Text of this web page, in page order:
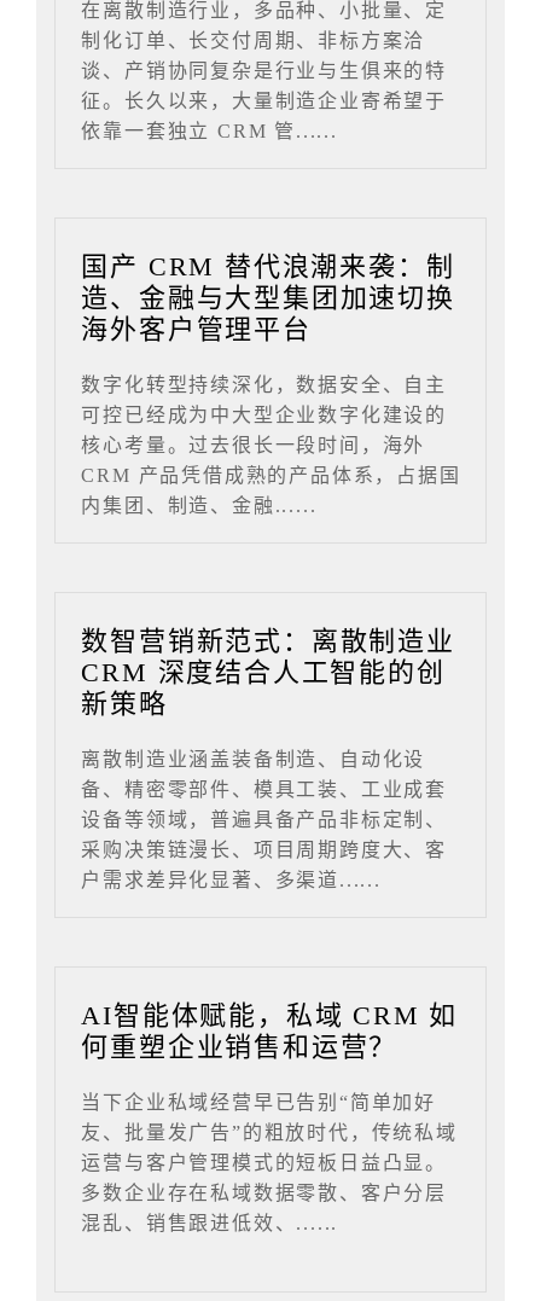
在离散制造行业，多品种、小批量、定
制化订单、长交付周期、非标方案洽
谈、产销协同复杂是行业与生俱来的特
征。长久以来，大量制造企业寄希望于
依靠一套独立 CRM 管......
国产 CRM 替代浪潮来袭：制
造、金融与大型集团加速切换
海外客户管理平台
数字化转型持续深化，数据安全、自主
可控已经成为中大型企业数字化建设的
核心考量。过去很长一段时间，海外
CRM 产品凭借成熟的产品体系，占据国
内集团、制造、金融......
数智营销新范式：离散制造业
CRM 深度结合人工智能的创
新策略
离散制造业涵盖装备制造、自动化设
备、精密零部件、模具工装、工业成套
设备等领域，普遍具备产品非标定制、
采购决策链漫长、项目周期跨度大、客
户需求差异化显著、多渠道......
AI智能体赋能，私域 CRM 如
何重塑企业销售和运营？
当下企业私域经营早已告别“简单加好
友、批量发广告”的粗放时代，传统私域
运营与客户管理模式的短板日益凸显。
多数企业存在私域数据零散、客户分层
混乱、销售跟进低效、......